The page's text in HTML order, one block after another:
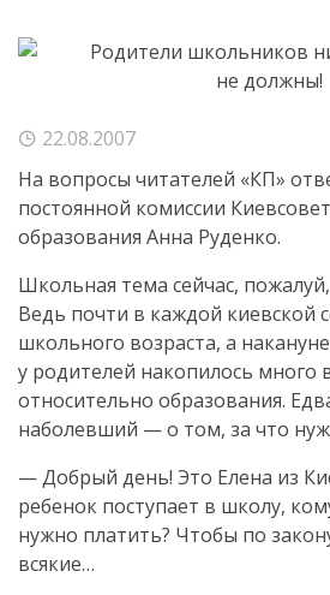
22.08.2007
На вопросы читателей «КП»
постоянной комиссии
образования Анна Руденко.
Школьная тема сейчас,
Ведь почти в каждой киевской
школьного возраста, а
у родителей накопилось много
относительно образования.
наболевший — о том, за что
— Добрый день! Это Елена из
ребенок поступает в школу,
нужно платить? Чтобы по
всякие…